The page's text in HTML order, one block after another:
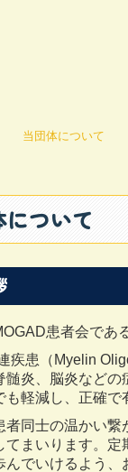
当団体について
について
患者会であ
疾患（Myelin
髄炎、脳炎など
も軽減し、正確で
者同士の温かい
てまいります。
んでいけるよう、